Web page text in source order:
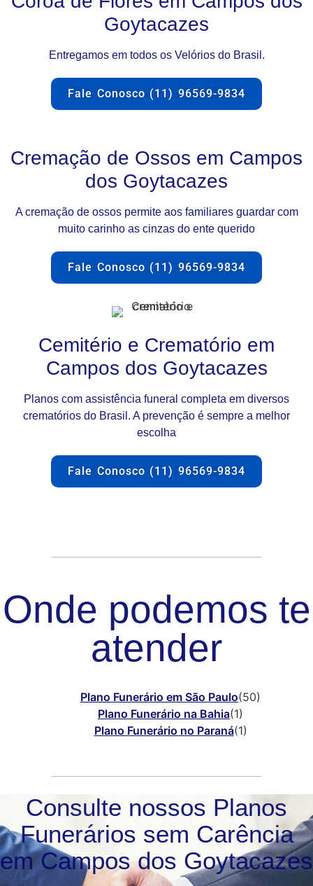
Goytacazes
Entregamos em todos os Velórios do Brasil.
Fale Conosco (11) 96569-9834
Cremação de Ossos em Campos
dos Goytacazes
A cremação de ossos permite aos familiares guardar com
muito carinho as cinzas do ente querido
Fale Conosco (11) 96569-9834
Cemitério e Crematório em
Campos dos Goytacazes
Planos com assistência funeral completa em diversos
crematórios do Brasil. A prevenção é sempre a melhor
escolha
Fale Conosco (11) 96569-9834
Onde podemos te
atender
Plano Funerário em São Paulo(50)
Plano Funerário na Bahia(1)
Plano Funerário no Paraná(1)
Consulte nossos Planos
Funerários sem Carência
em Campos dos Goytacazes